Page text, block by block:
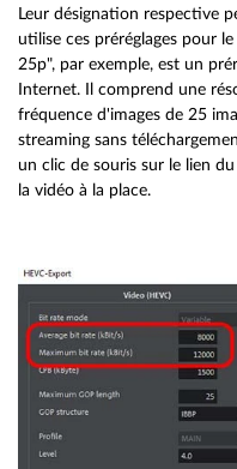
Leur désignation respective
utilise ces préréglages pour
25p", par exemple, est un
Internet. Il comprend une
fréquence d'images de 25
streaming sans
un clic de souris sur le lien
la vidéo à la place.